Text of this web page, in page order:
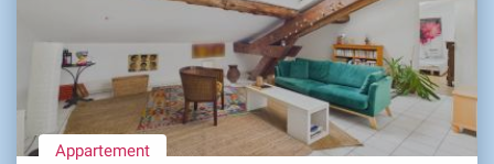
Appartement